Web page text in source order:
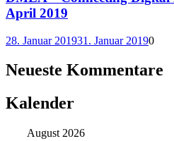
April 2019
28. Januar 201931. Januar 20190
Neueste Kommentare
Kalender
August 2026